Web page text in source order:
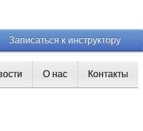
Записаться к инструктору
О нас Контакты